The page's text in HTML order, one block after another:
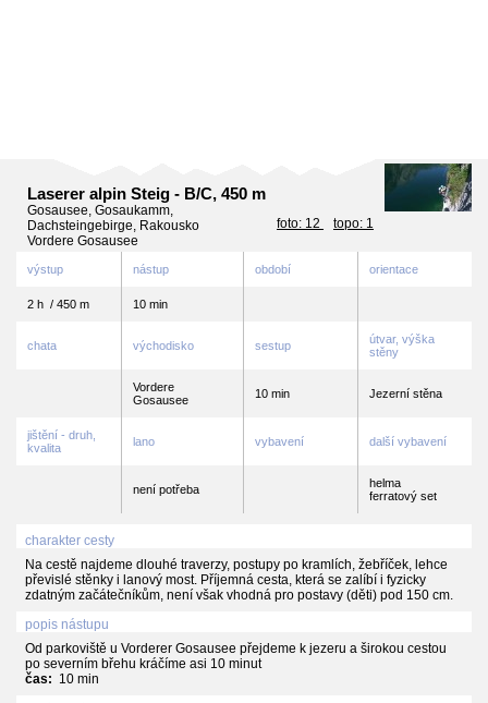
foto: 12 topo: 1
Laserer alpin Steig - B/C, 450 m
Gosausee, Gosaukamm,
Dachsteingebirge, Rakousko
Vordere Gosausee
výstup nástup období orientace
2 h / 450 m 10 min
chata východisko sestup
útvar, výška
stěny
Vordere
Gosausee
10 min Jezerní stěna
jištění - druh,
kvalita
lano vybavení další vybavení
není potřeba
helma
ferratový set
charakter cesty
Na cestě najdeme dlouhé traverzy, postupy po kramlích, žebříček, lehce
převislé stěnky i lanový most. Příjemná cesta, která se zalíbí i fyzicky
zdatným začátečníkům, není však vhodná pro postavy (děti) pod 150 cm.
popis nástupu
Od parkoviště u Vorderer Gosausee přejdeme k jezeru a širokou cestou
po severním břehu kráčíme asi 10 minut
čas: 10 min